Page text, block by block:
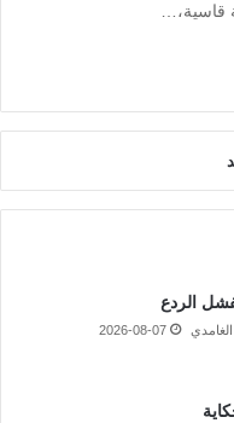
قاسية،…
الردع
2026-08-07